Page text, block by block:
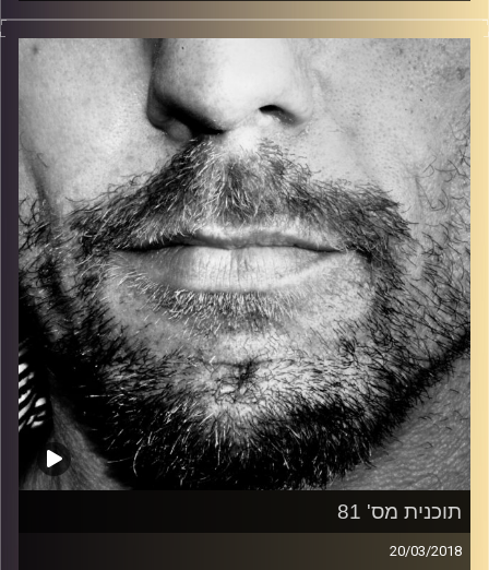
זיפים, מוזיקה מחוספסת של הופעות חיות. הרבה ג'אם, רוק,
בלוז, bluegrass, ג'אז, Fאנק, פרוגרסיב ואפילו אלקטרוניקה.
כל מה שחי, אמיתי ונושם.
עם שמוליק רגב.
קרדיט תמונות: David Goehring
תוכנית מס' 81
20/03/2018